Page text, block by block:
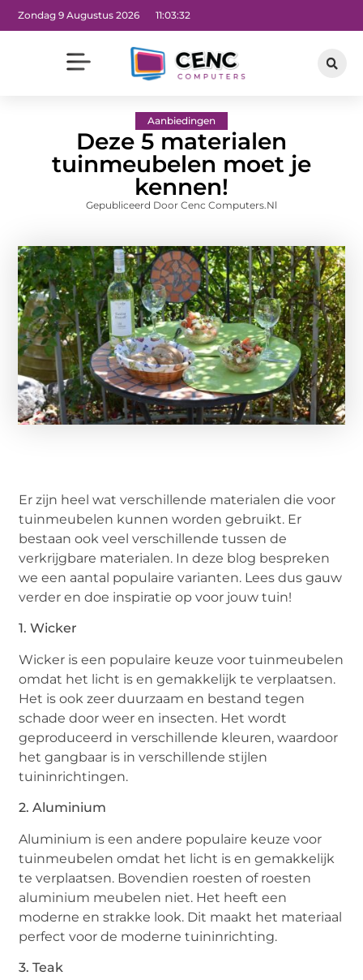
Zondag 9 Augustus 2026 11:03:33
Aanbiedingen
Deze 5 materialen
tuinmeubelen moet je
kennen!
Gepubliceerd Door Cenc Computers.nl
Er zijn heel wat verschillende materialen die voor
tuinmeubelen kunnen worden gebruikt. Er
bestaan ook veel verschillende tussen de
verkrijgbare materialen. In deze blog bespreken
we een aantal populaire varianten. Lees dus gauw
verder en doe inspiratie op voor jouw tuin!
1. Wicker
Wicker is een populaire keuze voor tuinmeubelen
omdat het licht is en gemakkelijk te verplaatsen.
Het is ook zeer duurzaam en bestand tegen
schade door weer en insecten. Het wordt
geproduceerd in verschillende kleuren, waardoor
het gangbaar is in verschillende stijlen
tuininrichtingen.
2. Aluminium
Aluminium is een andere populaire keuze voor
tuinmeubelen omdat het licht is en gemakkelijk
te verplaatsen. Bovendien roesten of roesten
aluminium meubelen niet. Het heeft een
moderne en strakke look. Dit maakt het materiaal
perfect voor de moderne tuininrichting.
3. Teak